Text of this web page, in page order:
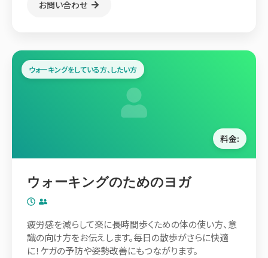
お問い合わせ
ウォーキングをしている方、したい方
料金:
ウォーキングのためのヨガ
疲労感を減らして楽に長時間歩くための体の使い方、意
識の向け方をお伝えします。毎日の散歩がさらに快適
に！ケガの予防や姿勢改善にもつながります。